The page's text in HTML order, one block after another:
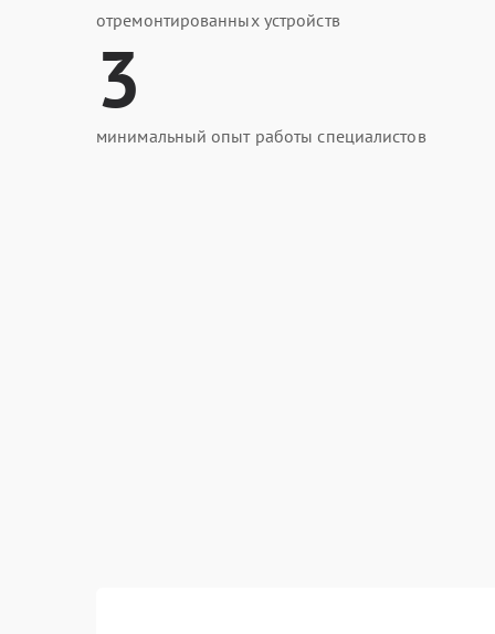
отремонтированных устройств
3
минимальный опыт работы специалистов